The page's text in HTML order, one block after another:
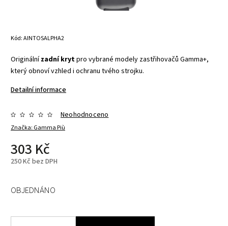
Kód:AINTOSALPHA2
Originálnízadní krytpro vybrané modely zastřihovačů Gamma+,
který obnoví vzhled i ochranu tvého strojku.
Detailní informace
Značka: Gamma Più
Neohodnoceno
303 Kč
250 Kč bez DPH
OBJEDNÁNO